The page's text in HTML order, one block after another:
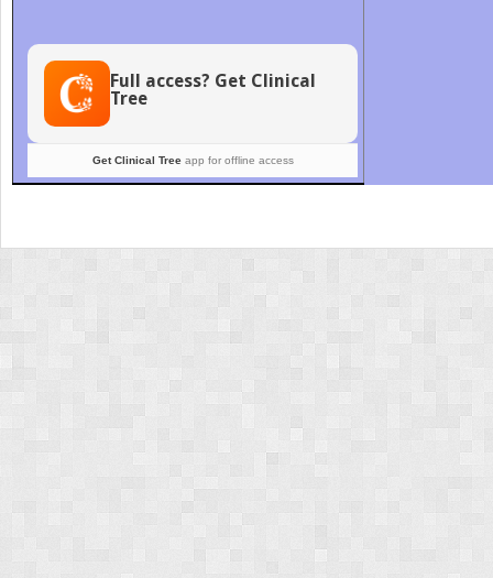
Full access? Get Clinical
Tree
Get Clinical Treeapp for offline access